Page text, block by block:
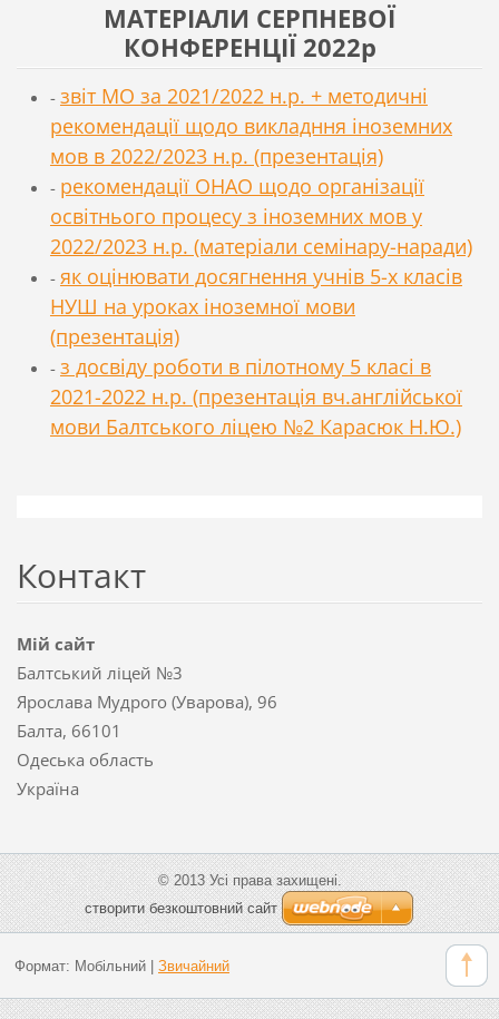
МАТЕРІАЛИ СЕРПНЕВОЇ
КОНФЕРЕНЦІЇ 2022р
- звітМО за 2021/2022 н.р. + методичні
рекомендації щодо викладння іноземних
мов в 2022/2023 н.р. (презентація)
- рекомендації ОНАО щодо організації
освітнього процесу з іноземних мов у
2022/2023 н.р. (матеріали семінару-наради)
- як оцінювати досягнення учнів 5-х класів
НУШ на уроках іноземної мови
(презентація)
- з досвіду роботи в пілотному 5 класі в
2021-2022 н.р. (презентація вч.англійської
мови Балтського ліцею №2 Карасюк Н.Ю.)
Контакт
Мій сайт
Балтський ліцей №3
Ярослава Мудрого (Уварова), 96
Балта, 66101
Одеська область
Україна
© 2013 Усі права захищені.
cтворити безкоштовний сайт
Формат: Мобільний| Звичайний